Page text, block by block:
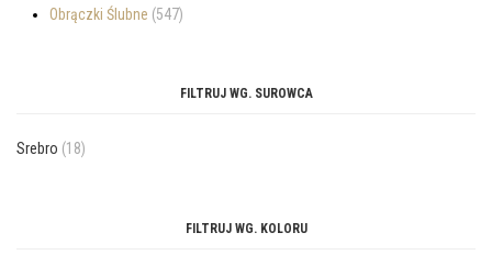
Obrączki Ślubne (547)
FILTRUJ WG. SUROWCA
Srebro (18)
FILTRUJ WG. KOLORU